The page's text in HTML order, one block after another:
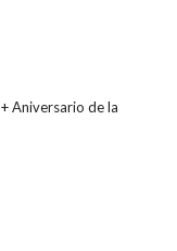
+ Aniversario de la